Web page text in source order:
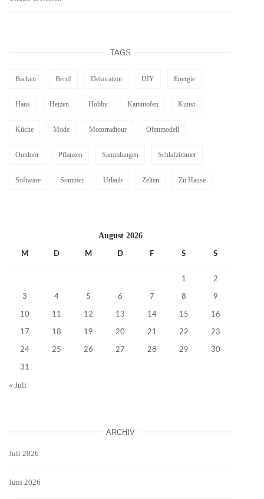
TAGS
Backen Beruf Dekoration DIY Energie
Haus Heizen Hobby Kaminofen Kunst
Küche Mode Motorradtour Ofenmodell
Outdoor Pflanzen Sammlungen Schlafzimmer
Software Sommer Urlaub Zelten Zu Hause
August 2026
M D M D F S S
1 2
3 4 5 6 7 8 9
10 11 12 13 14 15 16
17 18 19 20 21 22 23
24 25 26 27 28 29 30
31
« Juli
ARCHIV
Juli 2026
Juni 2026